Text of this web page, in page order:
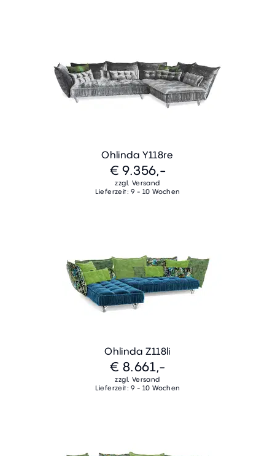
Ohlinda Y118re
€ 9.356,-
zzgl. Versand
Lieferzeit: 9 - 10 Wochen
Ohlinda Z118li
€ 8.661,-
zzgl. Versand
Lieferzeit: 9 - 10 Wochen